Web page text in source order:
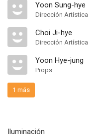
Yoon Sung-hye
Dirección Artística
Choi Ji-hye
Dirección Artística
Yoon Hye-jung
Props
1 más
Iluminación